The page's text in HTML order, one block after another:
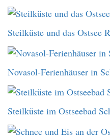
Steilküste und das Ostsee
Novasol-Ferienhäuser in
Steilküste im Ostseebad